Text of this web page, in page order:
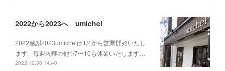
2022から2023へ umichel
2022感謝2023umichelは1/4から営業開始いたし
ます。毎週火曜の他1/7〜10も休業いたします…
2022.12.30 14:40